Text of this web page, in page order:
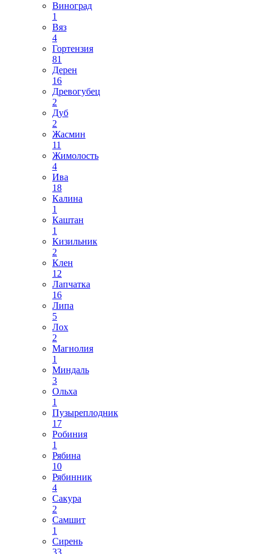
Виноград
1
Вяз
4
Гортензия
81
Дерен
16
Древогубец
2
Дуб
2
Жасмин
11
Жимолость
4
Ива
18
Калина
1
Каштан
1
Кизильник
2
Клен
12
Лапчатка
16
Липа
5
Лох
2
Магнолия
1
Миндаль
3
Ольха
1
Пузыреплодник
17
Робиния
1
Рябина
10
Рябинник
4
Сакура
2
Самшит
1
Сирень
33